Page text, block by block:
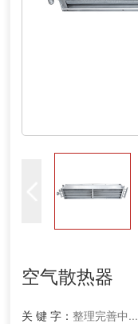
空气散热器
关 键 字： 整理完善中...